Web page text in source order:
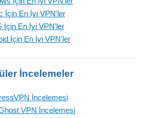
İçin En İyi VPN'ler
İçin En İyi VPN'ler
İçin En İyi VPN'ler
İncelemeler
İncelemesi
VPN İncelemesi